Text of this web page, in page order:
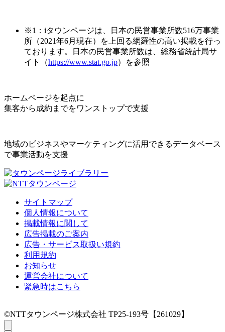
※1：iタウンページは、日本の民営事業所数516万事業
所（2021年6月現在）を上回る網羅性の高い掲載を行っ
ております。日本の民営事業所数は、総務省統計局サ
イト（https://www.stat.go.jp）を参照
ホームページを起点に
集客から成約までをワンストップで支援
地域のビジネスやマーケティングに活用できるデータベース
で事業活動を支援
サイトマップ
個人情報について
掲載情報に関して
広告掲載のご案内
広告・サービス取扱い規約
利用規約
お知らせ
運営会社について
緊急時はこちら
©NTTタウンページ株式会社 TP25-193号【261029】